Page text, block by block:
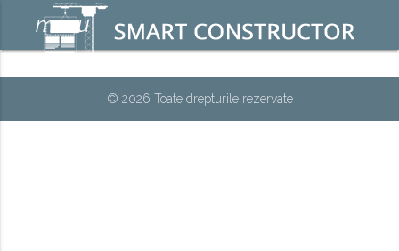
menu
© 2026 Toate drepturile rezervate